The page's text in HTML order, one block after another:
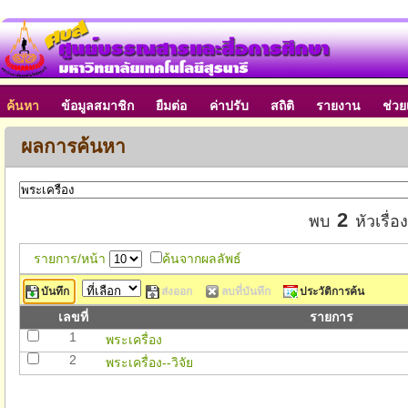
ค้นหา ข้อมูลสมาชิก ยืมต่อ ค่าปรับ สถิติ รายงาน ช่วย
ผลการค้นหา
พบ 2 หัวเรื่อง
รายการ/หน้า ค้นจากผลลัพธ์
บันทึก ส่งออก ลบที่บันทึก ประวัติการค้น
เลขที่
รายการ
1
พระเครื่อง
2
พระเครื่อง--วิจัย